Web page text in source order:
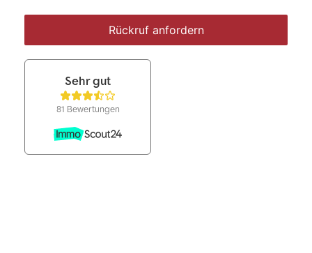
Rückruf anfordern